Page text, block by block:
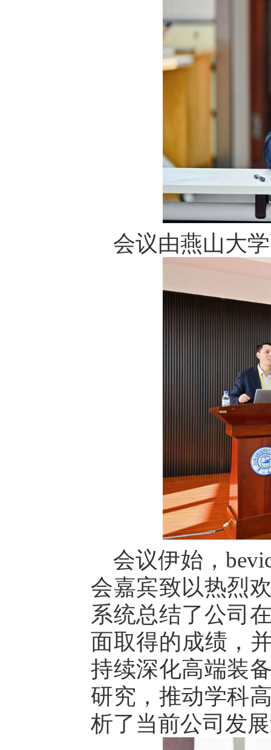
会议由燕山大
会议伊始，
会嘉宾致以热烈
系统总结了公司
面取得的成绩，
持续深化高端装
研究，推动学科
析了当前公司发